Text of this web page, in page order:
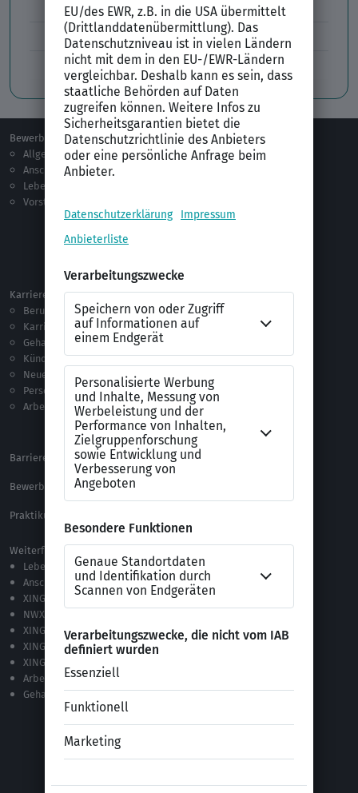
Lücken im Lebenslauf
Tabellarischer Lebenslauf
Professionelles Bewerbungsfoto
Bewerben
Allgemeines
Anschreiben
Lebenslauf
Vorstellungsgespräch
Berufsorientierung
Ausbildung
Jobprofile
Karriere
Berufseinstieg
Karriere machen
Gehalt
Kündigung
Neue Arbeitswelt
Personalführung
Arbeitsrecht
Vorlagen & Tests
Anschreiben-Vorlagen
Lebenslauf-Vorlagen
Checklisten
Testverfahren
Alle Word-Dateien
Alle Downloads
Barrierefreiheitserklärung
XING Impressum
Bewerbungs-FAQ
Praktikum Online Marketing
Weiterführende Links
Lebenslauf-Editor
Anschreiben-Editor
XING Stellenmarkt
NWX – „Alles zur Zukunft der Arbeit“
XING Campus
XING News
XING ProJobs
Arbeitgeber-Bewertungen
Gehaltsvergleich